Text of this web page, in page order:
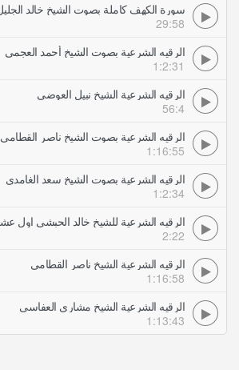
29:58
الرقيه الشرعية بصوت الشيخ أحمد العجمي
1:2:31
الرقيه الشرعية الشيخ نبيل العوضي
56:4
الرقيه الشرعية بصوت الشيخ ناصر القطامي
1:16:55
الرقيه الشرعية بصوت الشيخ سعد الغامدي
1:2:34
2:22
الرقيه الشرعية الشيخ ناصر القطامي
1:16:58
الرقيه الشرعية الشيخ مشاري العفاسي
1:13:43